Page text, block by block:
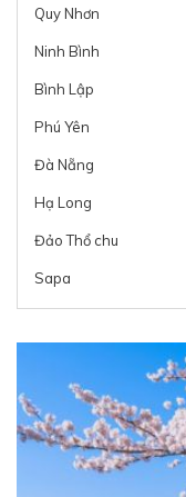
Quy Nhơn
Ninh Bình
Bình Lập
Phú Yên
Đà Nẵng
Hạ Long
Đảo Thổ chu
Sapa